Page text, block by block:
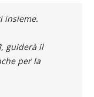
insieme.
guiderà il
per la